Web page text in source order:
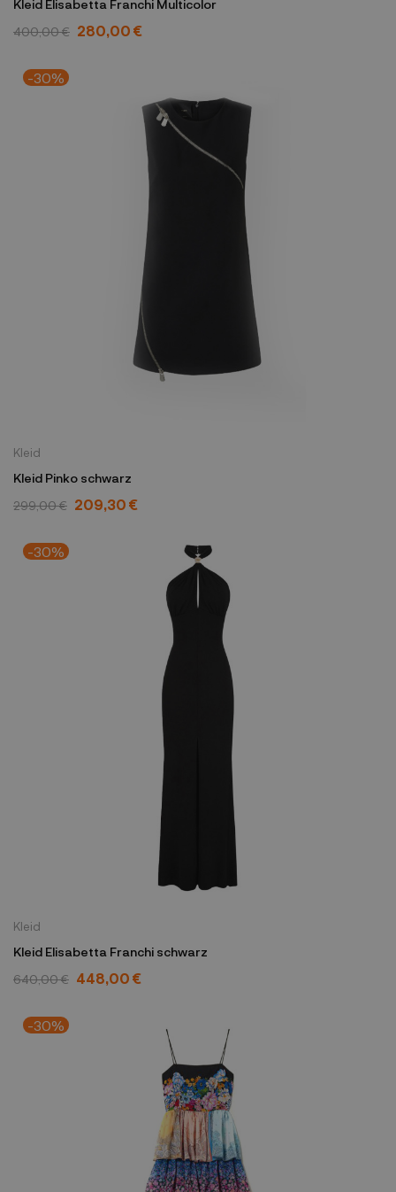
Kleid Elisabetta Franchi Multicolor
400,00 € 280,00 €
-30%
Kleid
Kleid Pinko schwarz
299,00 € 209,30 €
-30%
Kleid
Kleid Elisabetta Franchi schwarz
640,00 € 448,00 €
-30%